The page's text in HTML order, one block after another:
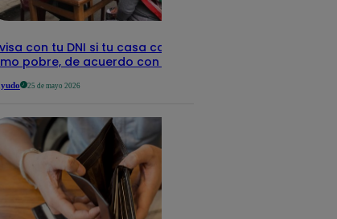
con tu DNI si tu casa califica
pobre, de acuerdo con el Sisfoh
25 de mayo 2026